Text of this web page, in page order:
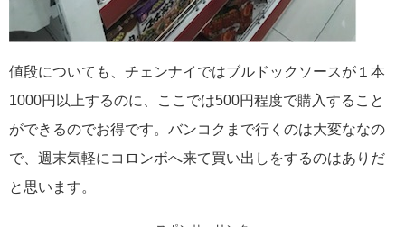
値段についても、チェンナイではブルドックソースが１本
1000円以上するのに、ここでは500円程度で購入すること
ができるのでお得です。バンコクまで行くのは大変ななの
で、週末気軽にコロンボへ来て買い出しをするのはありだ
と思います。